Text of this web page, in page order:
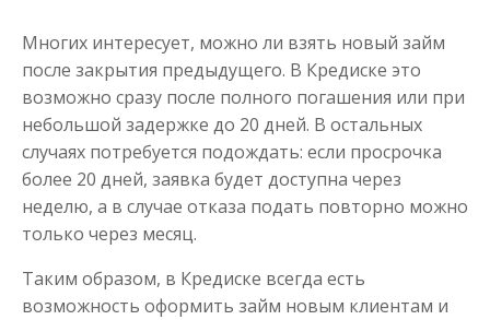
Многих интересует, можно ли взять новый займ
после закрытия предыдущего. В Кредиске это
возможно сразу после полного погашения или при
небольшой задержке до 20 дней. В остальных
случаях потребуется подождать: если просрочка
более 20 дней, заявка будет доступна через
неделю, а в случае отказа подать повторно можно
только через месяц.
Таким образом, в Кредиске всегда есть
возможность оформить займ новым клиентам и